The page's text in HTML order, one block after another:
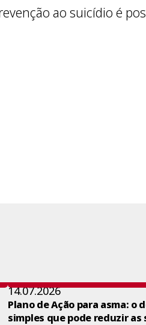
ao suicídio é
14.07.2026
Plano de Ação para asma: o
simples que pode reduzir as